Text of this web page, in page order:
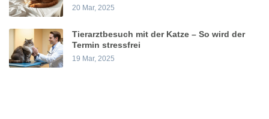
20 Mar, 2025
Tierarztbesuch mit der Katze – So wird der
Termin stressfrei
19 Mar, 2025